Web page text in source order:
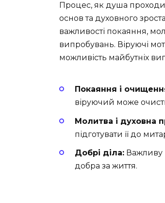
Процес, як душа
основ та духовного
важливості покаяння,
випробувань. Віруючі
можливість майбутніх
Покаяння і
віруючий може
Молитва і духовна
підготувати її до
Добрі діла: Важливу
добра за життя.